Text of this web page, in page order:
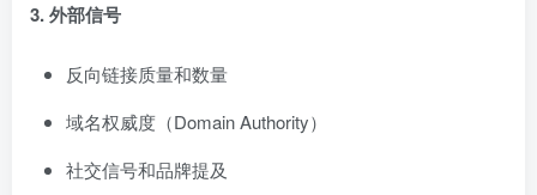
3. 外部信号
反向链接质量和数量
域名权威度（Domain Authority）
社交信号和品牌提及